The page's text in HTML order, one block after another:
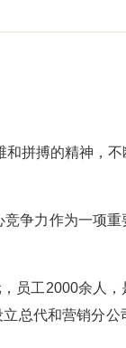
拼搏的精神，
争力作为一项重
员工2000余人
总代和营销分